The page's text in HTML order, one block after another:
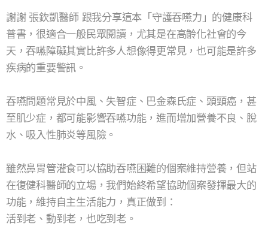
謝謝 張欽凱醫師 跟我分享這本「守護吞嚥力」的健康科
普書，很適合一般民眾閱讀，尤其是在高齡化社會的今
天，吞嚥障礙其實比許多人想像得更常見，也可能是許多
疾病的重要警訊。
吞嚥問題常見於中風、失智症、巴金森氏症、頭頸癌，甚
至肌少症，都可能影響吞嚥功能，進而增加營養不良、脫
水、吸入性肺炎等風險。
雖然鼻胃管灌食可以協助吞嚥困難的個案維持營養，但站
在復健科醫師的立場，我們始終希望協助個案發揮最大的
功能，維持自主生活能力，真正做到：
活到老、動到老，也吃到老。